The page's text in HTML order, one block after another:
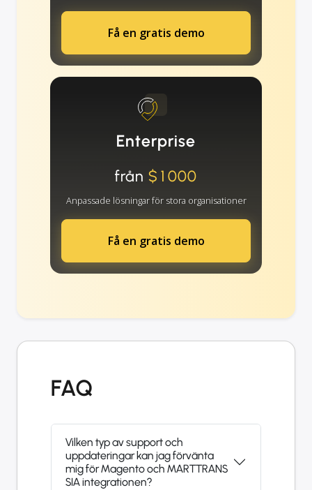
Få en gratis demo
Enterprise
från $1000
Anpassade lösningar för stora organisationer
Få en gratis demo
FAQ
Vilken typ av support och
uppdateringar kan jag förvänta
mig för Magento och MARTTRANS
SIA integrationen?